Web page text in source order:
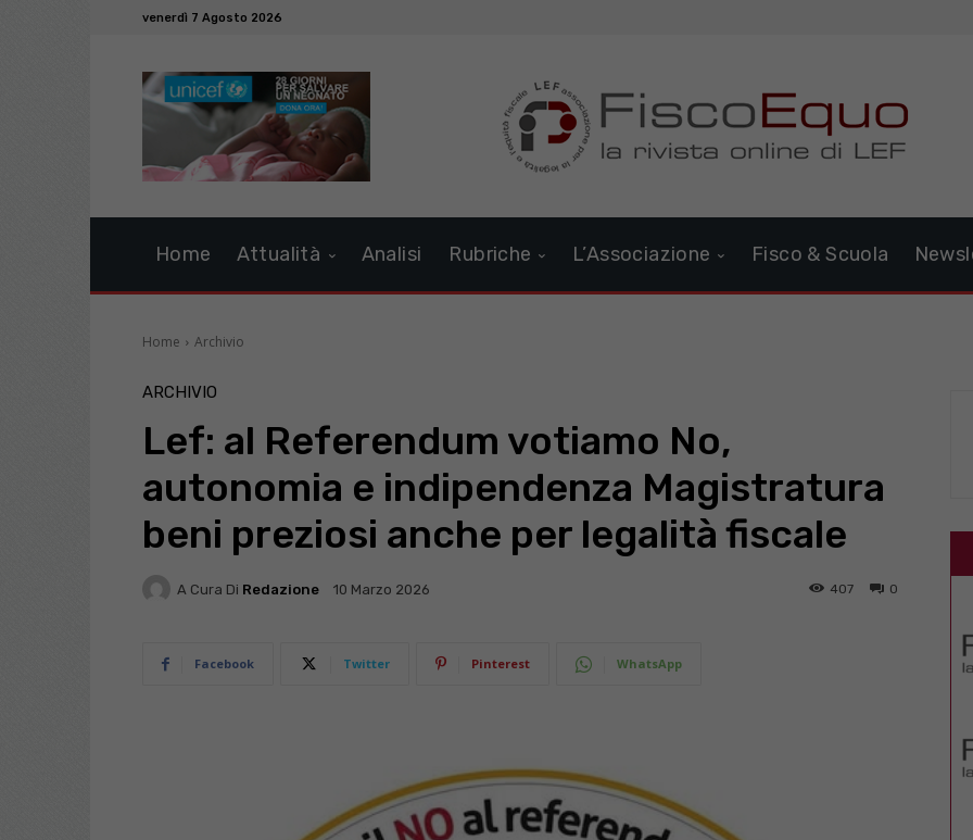
venerdì 7 Agosto 2026
Home Attualità Analisi Rubriche L’Associazione Fisco & Scuola
Home Archivio
ARCHIVIO
Lef: al Referendum votiamo No,
autonomia e indipendenza Magistratura
beni preziosi anche per legalità fiscale
A Cura Di Redazione 10 Marzo 2026 0
407
Facebook Twitter Pinterest WhatsApp